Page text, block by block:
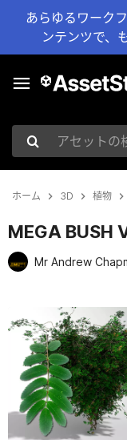
あらゆるワーク
ンテンツで、
アセットの検索
ホーム 3D 植物
MEGA BUSH
Mr Andrew
現在のスライド：1 /